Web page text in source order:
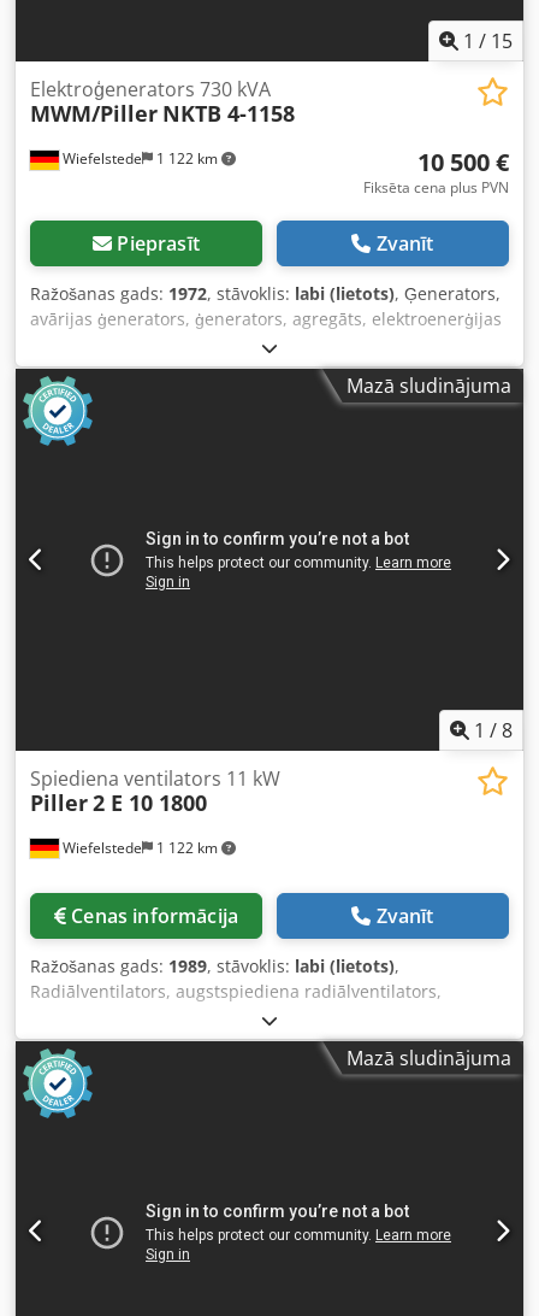
1 / 15
Wiefelstede 1 122 km
Elektroģenerators 730 kVA
MWM/Piller NKTB 4-1158
10 500 €
Fiksēta cena plus PVN
Pieprasīt Zvanīt
Ražošanas gads: 1972, stāvoklis: labi (lietots), Ģenerators,
avārijas ģenerators, ģenerators, agregāts, elektroenerģijas
ģenerators, avārijas elektroģenerators, elektroenerģijas
ģenerācijai paredzēts agregāts - Ražotājs: PILLER/MWM
Dkedpfxeivql Ij Aazsr - Jauda: 730 kVA 50 Hz - Motors:
MWM tips TbRHS 518V16, jauda 850 ZS, apgriezieni 1500
apgr./min - Ģenerators: PILLER NKTB 4-1158 - Piezīme: bez
2230/825/A825 mm - Ventilatora izmēri: 1385/1100/A1100
mm - Transporta izmēri: 6 iekraušanas metri - Kopējais
Mazā sludinājuma
1 /8
Wiefelstede 1 122 km
Spiediena ventilators 11 kW
Piller2 E 10 1800
Cenas informācija Zvanīt
Ražošanas gads: 1989, stāvoklis: labi (lietots),
Radiālventilators, augstspiediena radiālventilators,
spiediena pūtējs, vakuuma pūtējs, ventilācijas pūtējs,
pūtējs, radiālais pūtējs, sānu kanāla pūtējs -Ražotājs:
Piller, dubultais radiālventilators. -Tips: 2 E 10 1800 -
Motora jauda: 11 kW / 2965 apgr./min -Tilpuma plūsma:
0,27 m³/s -Pievads ieejai: Ø 160 mm -Pievads izejai: Ø 100
Mazā sludinājuma